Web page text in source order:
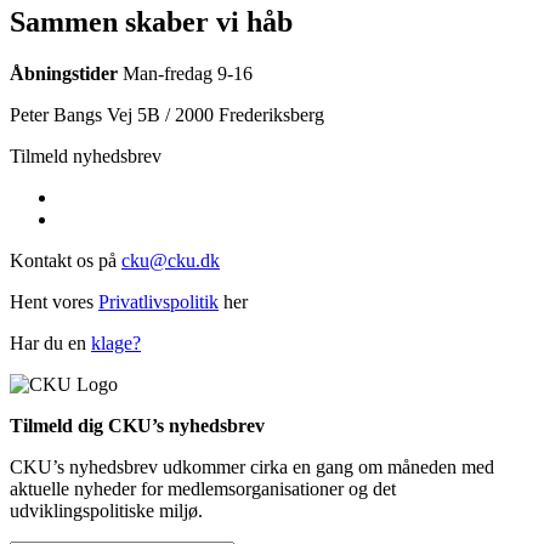
Sammen skaber vi håb
Åbningstider Man-fredag 9-16
Peter Bangs Vej 5B / 2000 Frederiksberg
Tilmeld nyhedsbrev
Kontakt os på cku@cku.dk
Hent vores Privatlivspolitik her
Har du en klage?
Tilmeld dig CKU’s nyhedsbrev
CKU’s nyhedsbrev udkommer cirka en gang om måneden med
aktuelle nyheder for medlemsorganisationer og det
udviklingspolitiske miljø.